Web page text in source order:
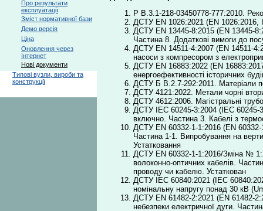
Про результати
експлуатації
Зміст нормативної бази
Демо версія
Ціна
Оновлення через
Інтернет
Нові документи
Типові вузли, вироби та
конструкції
Р В.3.1-218-03450778-777:2010.
ДСТУ EN 1026:2021 (EN 1026:2016,
ДСТУ EN 13445-8:2015 (EN 13445-
Частина 8. Додаткові вимоги до
ДСТУ EN 14511-4:2007 (EN 14511-
насоси з компресором з
ДСТУ EN 16883:2022 (EN
енергоефективності історичних
ДСТУ Б В.2.7-292:2011. Матеріали
ДСТУ 4121:2022. Метали чорні
ДСТУ 4612:2006. Магістральні
ДСТУ IEC 60245-3:2004 (ІEC 60245-
включно. Частина 3. Кабелі з
ДСТУ EN 60332-1-1:2016 (EN 60332-
Частина 1-1. Випробування на
Устатковання
ДСТУ EN 60332-1-1:2016/Зміна №
волоконно-оптичних кабелів.
проводу чи кабелю. Устаткован
ДСТУ ІЕС 60840:2021 (ІЕС
номінальну напругу понад 30 кВ
ДСТУ EN 61482-2:2021 (EN 61482-
небезпеки електричної дуги.